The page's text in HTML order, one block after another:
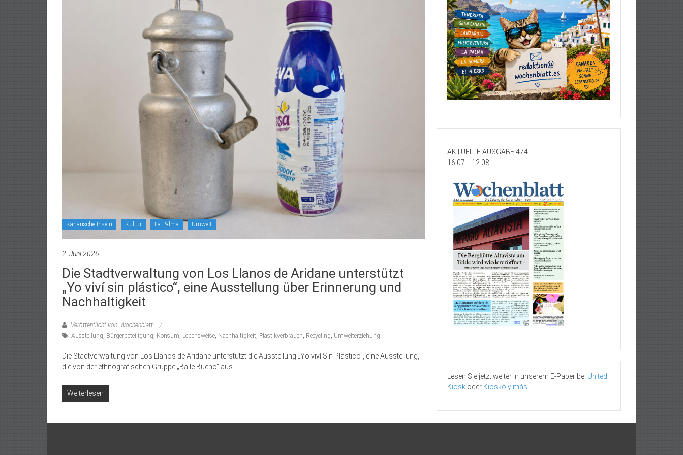
Kanarische Inseln Kultur La Palma Umwelt
2. Juni 2026
Die Stadtverwaltung von Los Llanos de Aridane unterstützt
„Yo viví sin plástico“, eine Ausstellung über Erinnerung und
Nachhaltigkeit
Veröffentlicht von: Wochenblatt
Ausstellung, Bürgerbeteiligung, Konsum, Lebensweise, Nachhaltigkeit, Plastikverbrauch, Recycling, Umwelterziehung
Die Stadtverwaltung von Los Llanos de Aridane unterstützt die Ausstellung „Yo viví Sin Plástico“, eine Ausstellung,
die von der ethnografischen Gruppe „Baile Bueno“ aus
Weiterlesen
AKTUELLE AUSGABE 474
16.07. - 12.08.
Lesen Sie jetzt weiter in unserem E-Paper bei United
Kiosk oder Kiosko y más